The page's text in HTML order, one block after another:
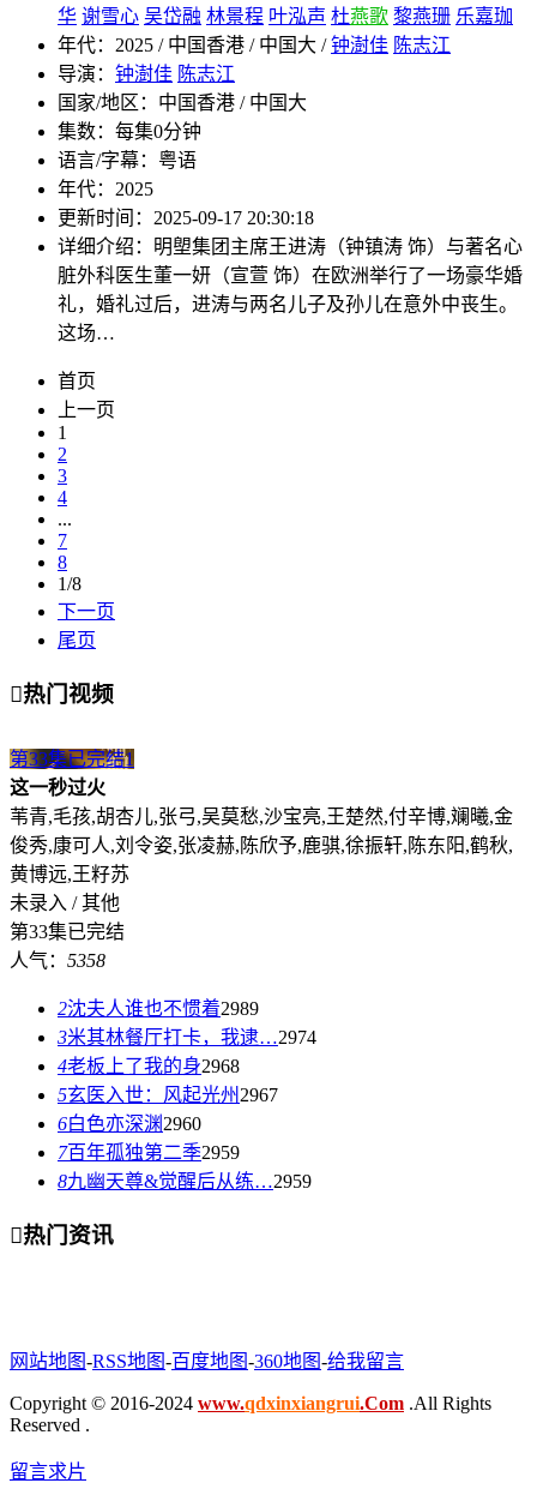
华 谢雪心 吴岱融 林景程 叶泓声 杜燕歌 黎燕珊 乐嘉珈
年代： 2025 / 中国香港 / 中国大 /钟澍佳 陈志江
导演： 钟澍佳 陈志江
国家/地区： 中国香港 / 中国大
集数： 每集0分钟
语言/字幕： 粤语
年代： 2025
更新时间： 2025-09-17 20:30:18
详细介绍： 明塱集团主席王进涛（钟镇涛 饰）与著名心
脏外科医生董一妍（宣萱 饰）在欧洲举行了一场豪华婚
礼，婚礼过后，进涛与两名儿子及孙儿在意外中丧生。
这场…
首页
上一页
1
2
3
4
...
7
8
1/8
下一页
尾页
热门视频
第33集已完结1
这一秒过火
苇青,毛孩,胡杏儿,张弓,吴莫愁,沙宝亮,王楚然,付辛博,斓曦,金
俊秀,康可人,刘令姿,张凌赫,陈欣予,鹿骐,徐振轩,陈东阳,鹤秋,
黄博远,王籽苏
未录入 / 其他
第33集已完结
人气： 5358
2沈夫人谁也不惯着2989
3米其林餐厅打卡，我逮…2974
4老板上了我的身2968
5玄医入世：风起光州 2967
6白色亦深渊2960
7百年孤独第二季2959
8九幽天尊&觉醒后从练…2959
热门资讯
网站地图-RSS地图-百度地图-360地图-给我留言
Copyright © 2016-2024 www.qdxinxiangrui.Com .All Rights
Reserved .
留言求片